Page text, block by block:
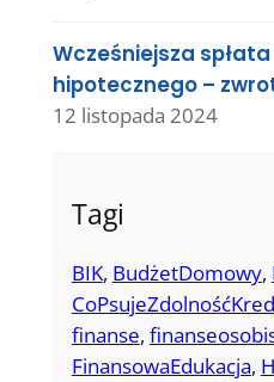
Wcześniejsza
hipotecznego –
12 listopada 2024
Tagi
BIK, BudżetDomowy,
finanse,
FinansowaEdukacja,